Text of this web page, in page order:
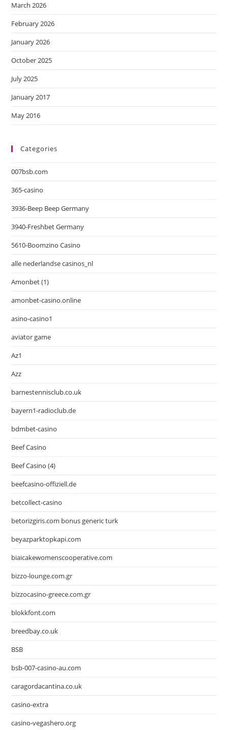
March 2026
February 2026
January 2026
October 2025
July 2025
January 2017
May 2016
Categories
007bsb.com
365-casino
3936-Beep Beep Germany
3940-Freshbet Germany
5610-Boomzino Casino
alle nederlandse casinos_nl
Amonbet (1)
amonbet-casino.online
asino-casino1
aviator game
Az1
Azz
barnestennisclub.co.uk
bayern1-radioclub.de
bdmbet-casino
Beef Casino
Beef Casino (4)
beefcasino-offiziell.de
betcollect-casino
betorizgiris.com bonus generic turk
beyazparktopkapi.com
biaicakewomenscooperative.com
bizzo-lounge.com.gr
bizzocasino-greece.com.gr
blokkfont.com
breedbay.co.uk
BSB
bsb-007-casino-au.com
caragordacantina.co.uk
casino-extra
casino-vegashero.org